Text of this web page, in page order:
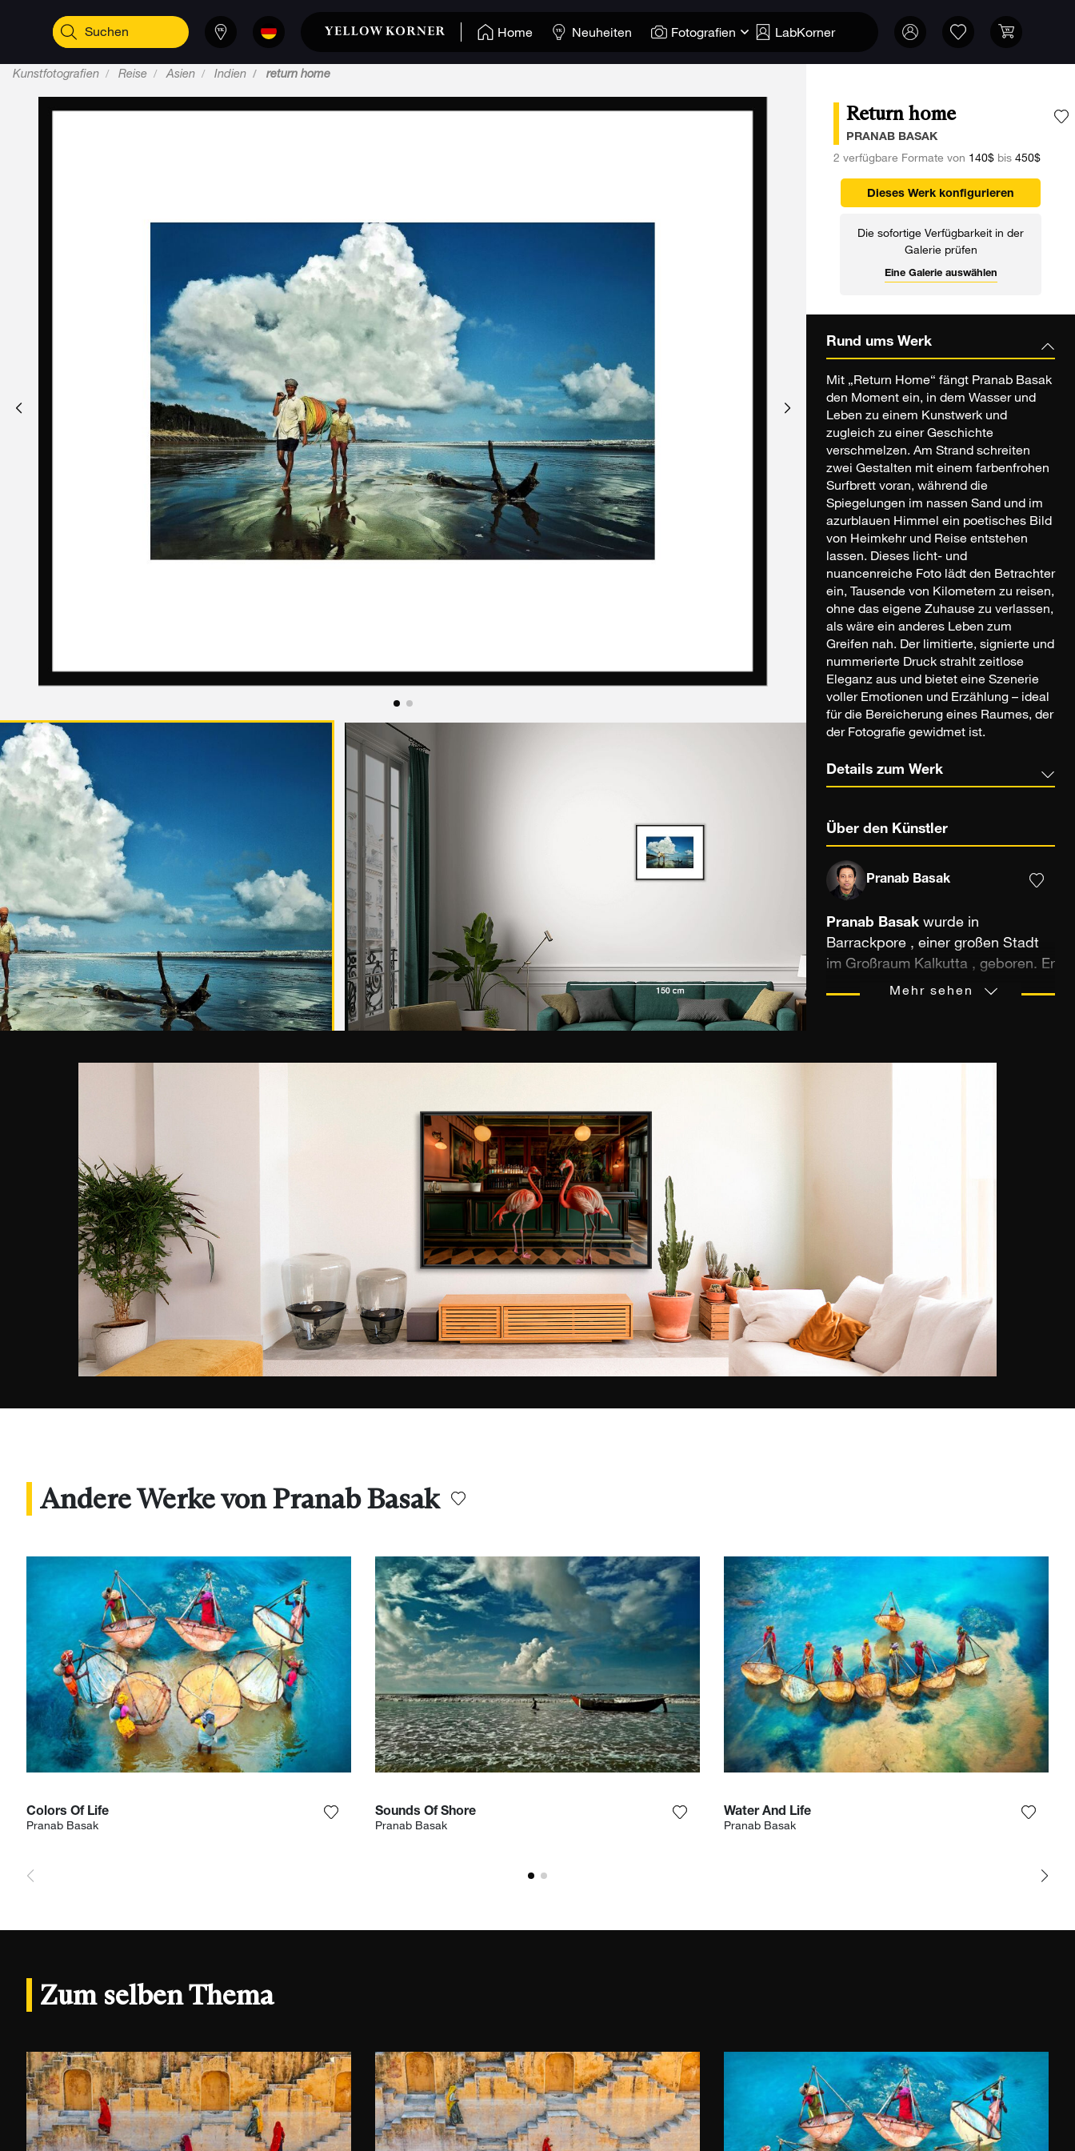
Home Neuheiten Fotografien LabKorner
Kunstfotografien Reise Asien Indien return home
Return home
PRANAB BASAK
2 verfügbare Formate von 140$bis 450$
Dieses Werk konfigurieren
Die sofortige Verfügbarkeit in der
Galerie prüfen
Eine Galerie auswählen
Rund ums Werk
Mit „Return Home“ fängt Pranab Basak
den Moment ein, in dem Wasser und
Leben zu einem Kunstwerk und
zugleich zu einer Geschichte
verschmelzen. Am Strand schreiten
zwei Gestalten mit einem farbenfrohen
Surfbrett voran, während die
Spiegelungen im nassen Sand und im
azurblauen Himmel ein poetisches Bild
von Heimkehr und Reise entstehen
lassen. Dieses licht- und
nuancenreiche Foto lädt den Betrachter
ein, Tausende von Kilometern zu reisen,
ohne das eigene Zuhause zu verlassen,
als wäre ein anderes Leben zum
Greifen nah. Der limitierte, signierte und
nummerierte Druck strahlt zeitlose
Eleganz aus und bietet eine Szenerie
voller Emotionen und Erzählung – ideal
für die Bereicherung eines Raumes, der
der Fotografie gewidmet ist.
Details zum Werk
Über den Künstler
Pranab Basak
Pranab Basak wurde in
Barrackpore , einer großen Stadt
im Großraum Kalkutta , geboren. Er
ist ausgebildeter
Photo Contest 2015 (Japan)
UNESCO-Fotowettbewerb
Neu-Delhi (Indien)
Der IREX International Grand
Award (USA)
Mehr sehen
Andere Werke von Pranab Basak
Colors Of Life
Pranab Basak Fügen Sie das Foto meiner Wunschliste hinzu
Sounds Of Shore
Pranab Basak Fügen Sie das Foto meiner Wunschliste hinzu
Water And Life
Pranab Basak
Zum selben Thema